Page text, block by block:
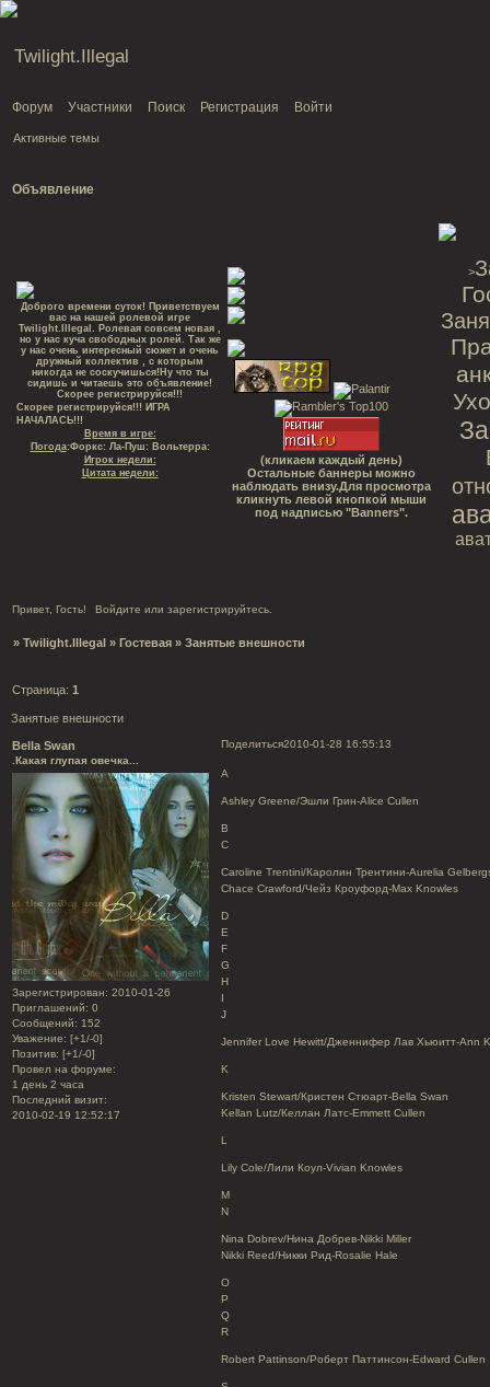
Twilight.Illegal
Форум Участники Поиск Регистрация Войти
Активные темы
Объявление
Доброго времени суток! Приветствуем
вас на нашей ролевой игре
Twilight.Illegal. Ролевая совсем новая ,
но у нас куча свободных ролей. Так же
у нас очень интересный сюжет и очень
дружный коллектив , с которым
никогда не соскучишься!Ну что ты
сидишь и читаешь это объявление!
Скорее регистрируйся!!!
Скорее регистрируйся!!! ИГРА
НАЧАЛАСЬ!!!
Время в игре:
Погода:Форкс: Ла-Пуш: Вольтерра:
Игрок недели:
Цитата недели:
(кликаем каждый день)
Остальные баннеры можно
наблюдать внизу.Для просмотра
кликнуть левой кнопкой мыши
под надписью "Banners".
>
Привет, Гость! Войдите или зарегистрируйтесь.
» Twilight.Illegal » Гостевая » Занятые внешности
Занятые внешности
Страница: 1
Поделиться2010-01-28 16:55:13
Bella Swan
.Какая глупая овечка...
Зарегистрирован: 2010-01-26
Приглашений: 0
Сообщений: 152
Уважение: [+1/-0]
Позитив: [+1/-0]
Провел на форуме:
1 день 2 часа
Последний визит:
2010-02-19 12:52:17
A
Ashley Greene/Эшли Грин-Alice Cullen
B
C
Caroline Trentini/Каролин Трентини-Aurelia
Chace Crawford/Чейз Кроуфорд-Max Knowles
D
E
F
G
H
I
J
Jennifer Love Hewitt/Дженнифер Лав Хьюитт-Ann
K
Kristen Stewart/Кристен Стюарт-Bella Swan
Kellan Lutz/Келлан Латс-Emmett Cullen
L
Lily Cole/Лили Коул-Vivian Knowles
M
N
Nina Dobrev/Нина Добрев-Nikki Miller
Nikki Reed/Никки Рид-Rosalie Hale
O
P
Q
R
Robert Pattinson/Роберт Паттинсон-Edward Cullen